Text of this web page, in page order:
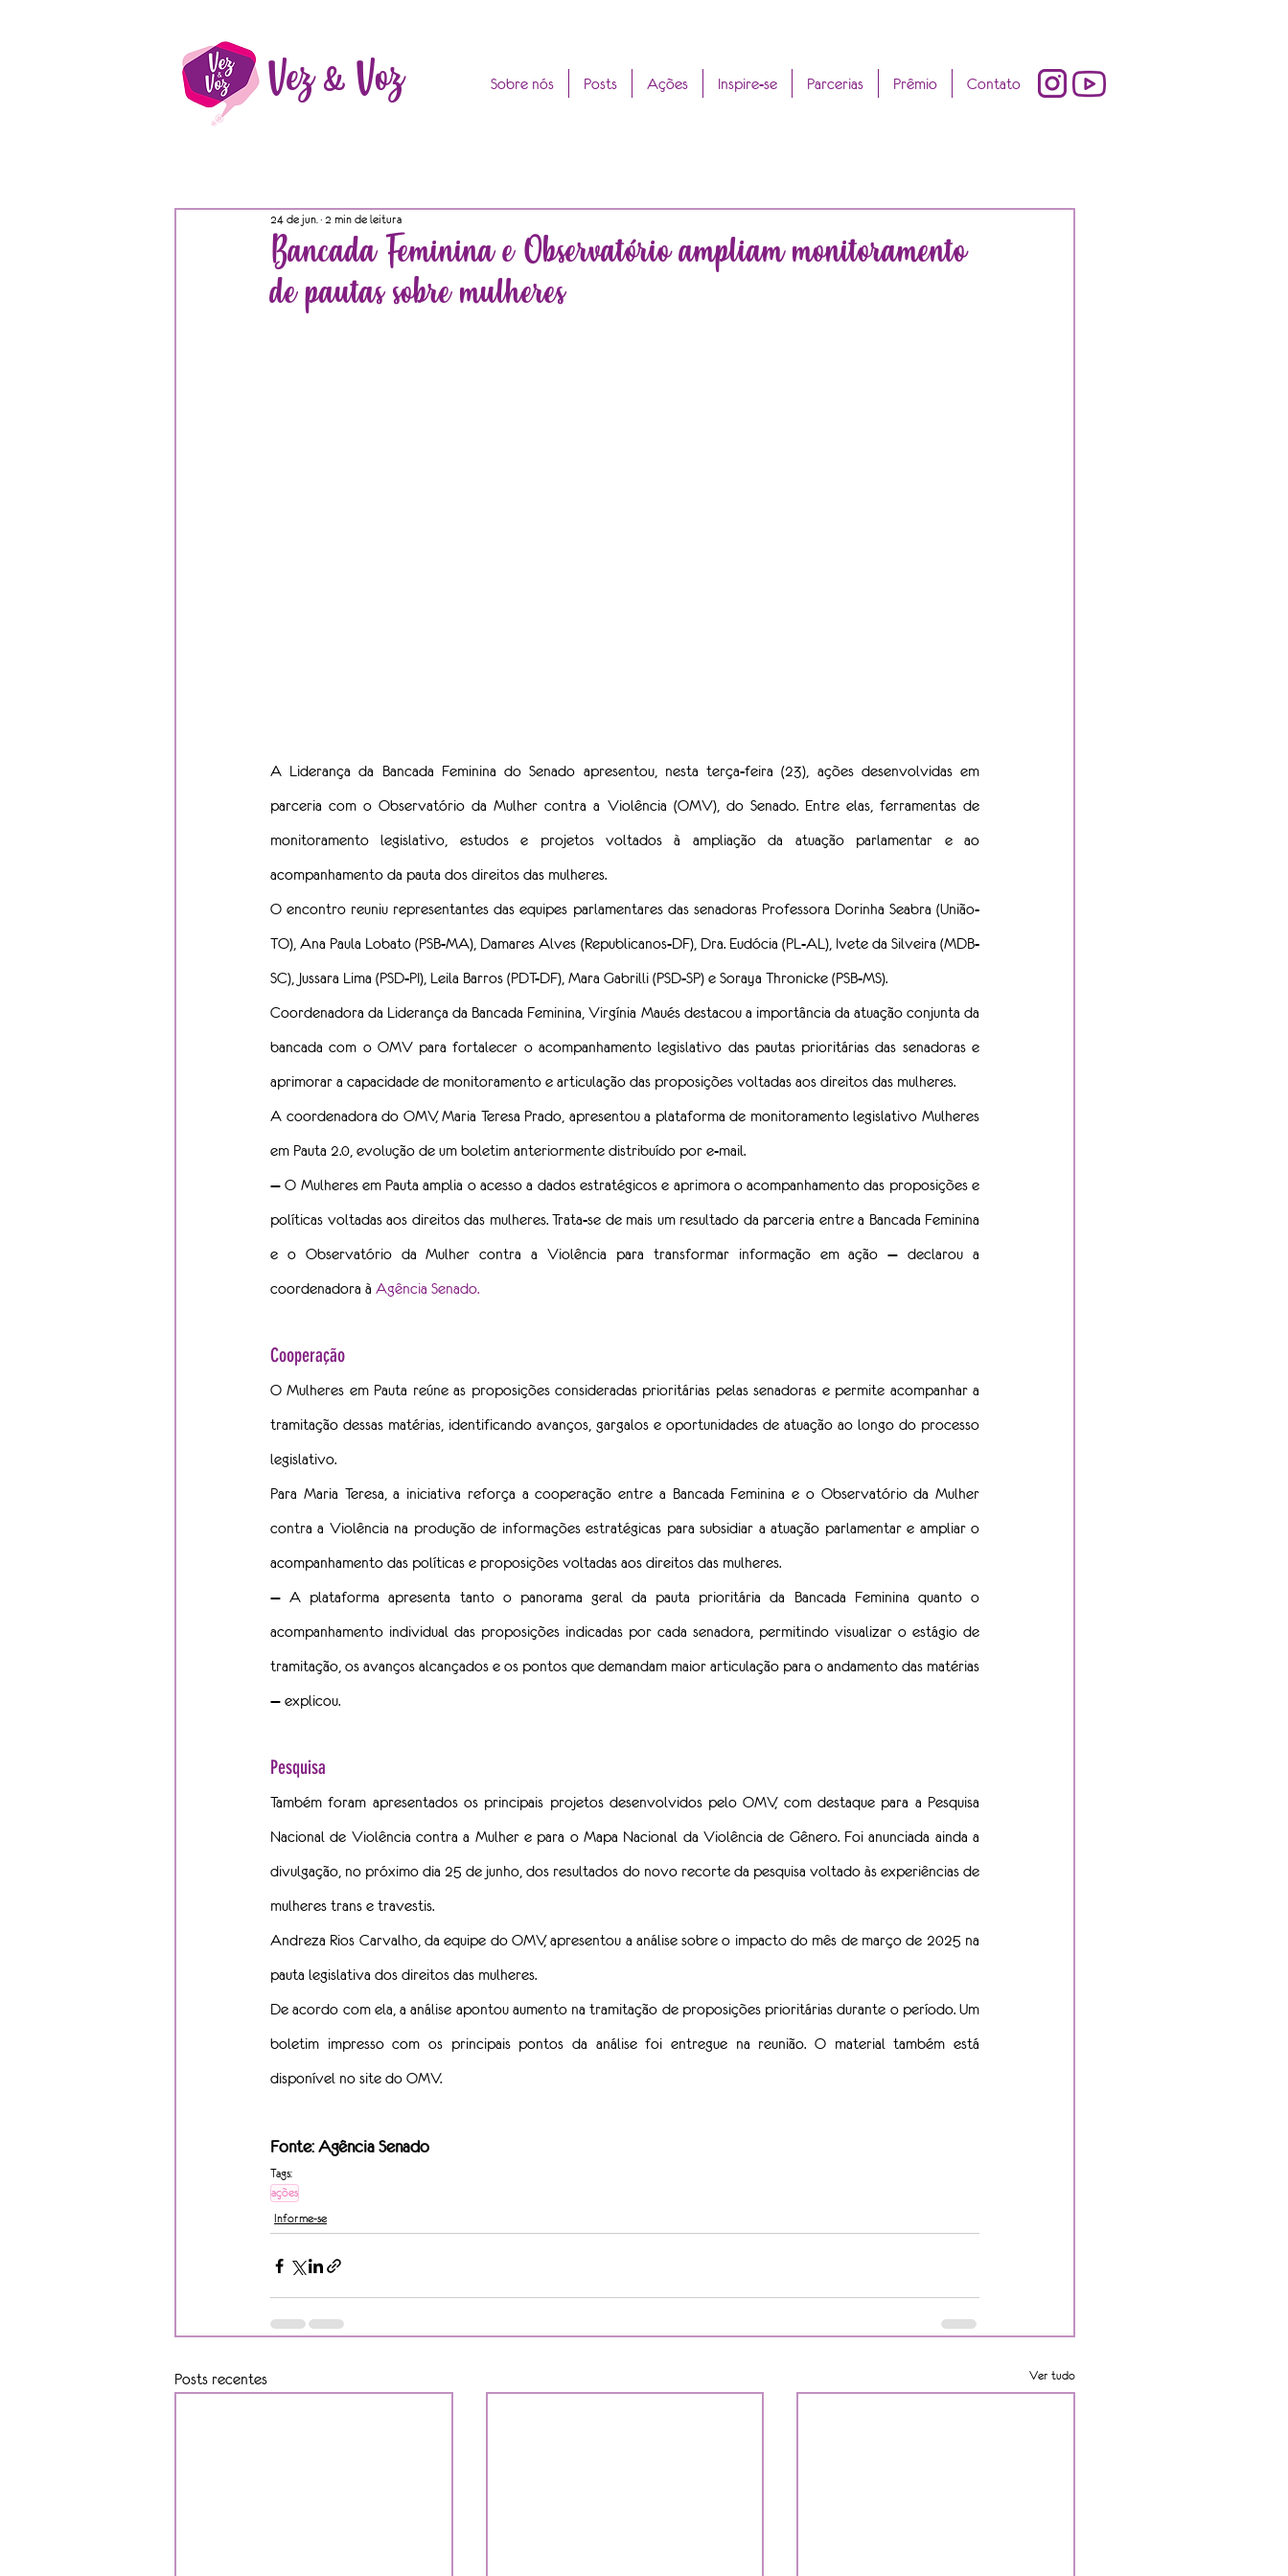
Vez & Voz Sobre nós Posts Ações Inspire-se Parcerias Prêmio Contato
Bancada Feminina e Observatório ampliam monitoramento
de pautas sobre mulheres
24 de jun. 2 min de leitura
A Liderança da Bancada Feminina do Senado apresentou, nesta terça-feira (23), ações desenvolvidas em
parceria com o Observatório da Mulher contra a Violência (OMV), do Senado. Entre elas, ferramentas de
monitoramento legislativo, estudos e projetos voltados à ampliação da atuação parlamentar e ao
acompanhamento da pauta dos direitos das mulheres.
O encontro reuniu representantes das equipes parlamentares das senadoras Professora Dorinha Seabra (União-
TO), Ana Paula Lobato (PSB-MA), Damares Alves (Republicanos-DF), Dra. Eudócia (PL-AL), Ivete da Silveira (MDB-
SC), Jussara Lima (PSD-PI), Leila Barros (PDT-DF), Mara Gabrilli (PSD-SP) e Soraya Thronicke (PSB-MS).
Coordenadora da Liderança da Bancada Feminina, Virgínia Maués destacou a importância da atuação conjunta da
bancada com o OMV para fortalecer o acompanhamento legislativo das pautas prioritárias das senadoras e
aprimorar a capacidade de monitoramento e articulação das proposições voltadas aos direitos das mulheres.
A coordenadora do OMV, Maria Teresa Prado, apresentou a plataforma de monitoramento legislativo Mulheres
em Pauta 2.0, evolução de um boletim anteriormente distribuído por e-mail.
— O Mulheres em Pauta amplia o acesso a dados estratégicos e aprimora o acompanhamento das proposições e
políticas voltadas aos direitos das mulheres. Trata-se de mais um resultado da parceria entre a Bancada Feminina
e o Observatório da Mulher contra a Violência para transformar informação em ação — declarou a
coordenadora à Agência Senado.
Cooperação
O Mulheres em Pauta reúne as proposições consideradas prioritárias pelas senadoras e permite acompanhar a
tramitação dessas matérias, identificando avanços, gargalos e oportunidades de atuação ao longo do processo
legislativo.
Para Maria Teresa, a iniciativa reforça a cooperação entre a Bancada Feminina e o Observatório da Mulher
contra a Violência na produção de informações estratégicas para subsidiar a atuação parlamentar e ampliar o
acompanhamento das políticas e proposições voltadas aos direitos das mulheres.
— A plataforma apresenta tanto o panorama geral da pauta prioritária da Bancada Feminina quanto o
acompanhamento individual das proposições indicadas por cada senadora, permitindo visualizar o estágio de
tramitação, os avanços alcançados e os pontos que demandam maior articulação para o andamento das matérias
— explicou.
Pesquisa
Também foram apresentados os principais projetos desenvolvidos pelo OMV, com destaque para a Pesquisa
Nacional de Violência contra a Mulher e para o Mapa Nacional da Violência de Gênero. Foi anunciada ainda a
divulgação, no próximo dia 25 de junho, dos resultados do novo recorte da pesquisa voltado às experiências de
mulheres trans e travestis.
Andreza Rios Carvalho, da equipe do OMV, apresentou a análise sobre o impacto do mês de março de 2025 na
pauta legislativa dos direitos das mulheres.
De acordo com ela, a análise apontou aumento na tramitação de proposições prioritárias durante o período. Um
boletim impresso com os principais pontos da análise foi entregue na reunião. O material também está
disponível no site do OMV.
Fonte: Agência Senado
Tags:
ações
Informe-se
Posts recentes Ver tudo